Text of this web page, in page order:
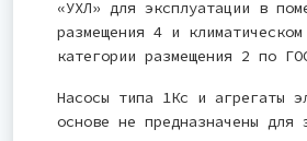
«УХЛ» для эксплуатации в
размещения 4 и
категории размещения 2 по
Насосы типа 1Кс и агрегаты
основе не предназначены для